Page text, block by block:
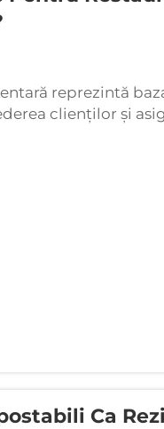
reprezintă
clienților și
Printre
pentru
Ca